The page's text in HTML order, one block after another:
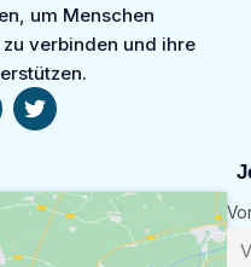
um Menschen
verbinden und ihre